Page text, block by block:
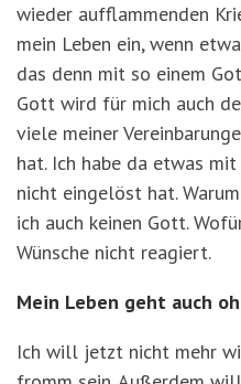
wieder aufflammenden
mein Leben ein, wenn
das denn mit so einem
Gott wird für mich auch
viele meiner
hat. Ich habe da etwas
nicht eingelöst hat.
ich auch keinen Gott.
Wünsche nicht reagiert.
Mein Leben geht auch
Ich will jetzt nicht mehr